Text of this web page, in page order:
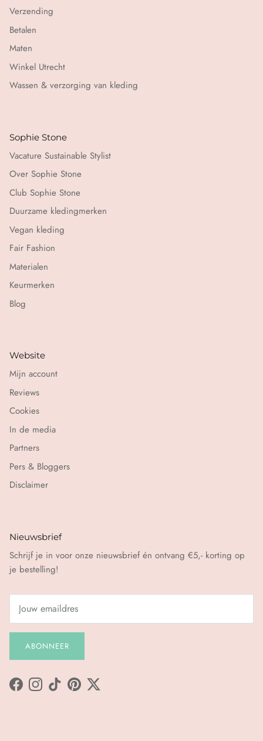
Verzending
Betalen
Maten
Winkel Utrecht
Wassen & verzorging van kleding
Sophie Stone
Vacature Sustainable Stylist
Over Sophie Stone
Club Sophie Stone
Duurzame kledingmerken
Vegan kleding
Fair Fashion
Materialen
Keurmerken
Blog
Website
Mijn account
Reviews
Cookies
In de media
Partners
Pers & Bloggers
Disclaimer
Nieuwsbrief
Schrijf je in voor onze nieuwsbrief én ontvang €5,- korting op
je bestelling!
ABONNEER
FacebookInstagram
TikTokPinterestTwitter